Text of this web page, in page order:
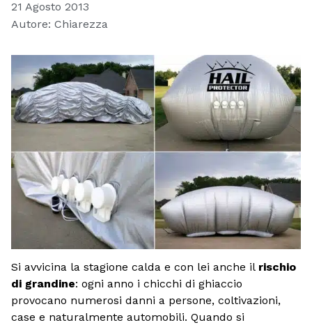
21 Agosto 2013
Autore: Chiarezza
Si avvicina la stagione calda e con lei anche il rischio
di grandine: ogni anno i chicchi di ghiaccio
provocano numerosi danni a persone, coltivazioni,
case e naturalmente automobili. Quando si